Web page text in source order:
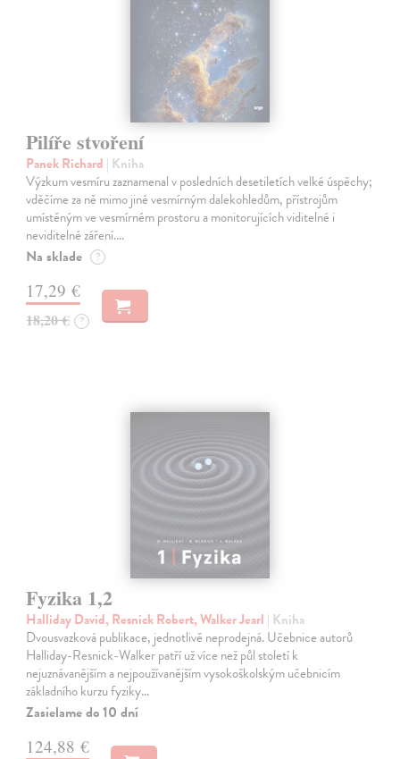
Pilíře stvoření
Panek Richard | Kniha
Výzkum vesmíru zaznamenal v posledních desetiletích velké úspěchy;
vděčíme za ně mimo jiné vesmírným dalekohledům, přístrojům
umístěným ve vesmírném prostoru a monitorujících viditelné i
neviditelné záření.…
Na sklade ?
17,29 €
18,20 € ?
Fyzika 1,2
Halliday David, Resnick Robert, Walker Jearl | Kniha
Dvousvazková publikace, jednotlivě neprodejná. Učebnice autorů
Halliday-Resnick-Walker patří už více než půl století k
nejuznávanějším a nejpoužívanějším vysokoškolským učebnicím
základního kurzu fyziky…
Zasielame do 10 dní
124,88 €